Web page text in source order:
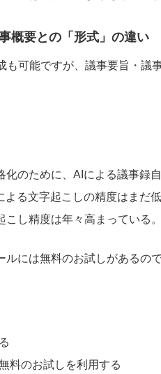
概要との「形式」の違い
も可能ですが、議事要旨・議
化のために、AIによる議事録
よる文字起こしの精度はまだ
こし精度は年々高まっている
には無料のお試しがあるの
料のお試しを利用する